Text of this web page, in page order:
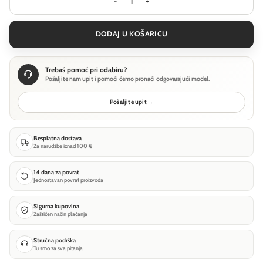
Vanjska zidna svjetiljka Outdoor Cell
DODAJ U KOŠARICU
Trebaš pomoć pri odabiru?
Pošaljite nam upit i pomoći ćemo pronaći odgovarajući model.
Pošaljite upit→
Besplatna dostava
Za narudžbe iznad 100 €
14 dana za povrat
Jednostavan povrat proizvoda
Sigurna kupovina
Zaštićen način plaćanja
Stručna podrška
Tu smo za sva pitanja